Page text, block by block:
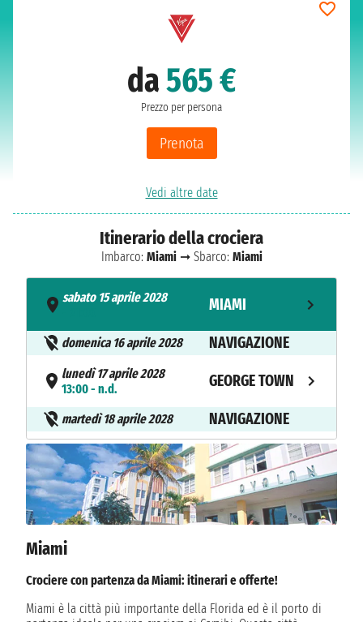
da565 €
Prezzo per persona
Prenota
Vedi altre date
Itinerario della crociera
Imbarco: Miami➞ Sbarco: Miami
sabato 15 aprile 2028
MIAMI
domenica 16 aprile 2028 NAVIGAZIONE
lunedì 17 aprile 2028
13:00 - n.d.
GEORGE TOWN
martedì 18 aprile 2028 NAVIGAZIONE
mercoledì 19 aprile 2028
13:00 - n.d.
BIMINI
giovedì 20 aprile 2028
10:30
MIAMI
Miami
Crociere con partenza da Miami: itinerari e offerte!
Miami è la città più importante della Florida ed è il porto di